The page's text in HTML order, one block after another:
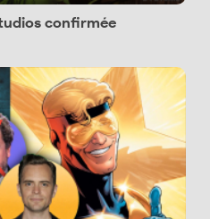
confirmée